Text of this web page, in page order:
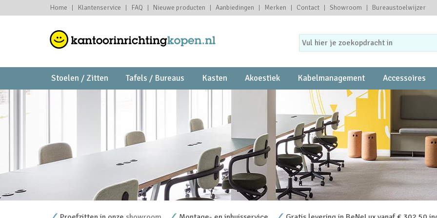
Home Klantenservice FAQ Nieuwe producten Aanbiedingen Merken Contact Showroom Bureaustoelwijzer
Stoelen / Zitten Tafels / Bureaus Kasten Akoestiek Kabelmanagement Accessoires